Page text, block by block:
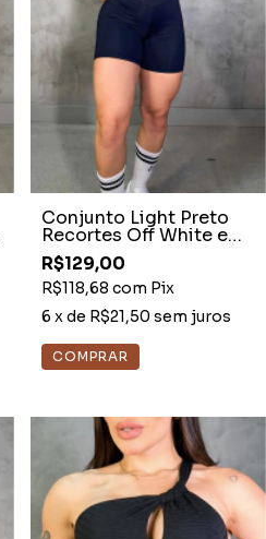
Conjunto Light Preto
Recortes Off White e
Manga Curta
R$129,00
R$118,68 com Pix
6 x de R$21,50 sem juros